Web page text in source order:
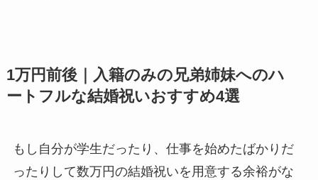
1万円前後｜入籍のみの兄弟姉妹へのハ
ートフルな結婚祝いおすすめ4選
もし自分が学生だったり、仕事を始めたばかりだ
ったりして数万円の結婚祝いを用意する余裕がな